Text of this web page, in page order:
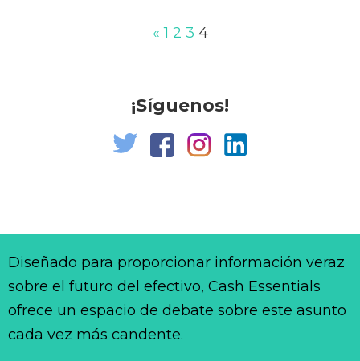
« 1 2 3 4
¡Síguenos!
Diseñado para proporcionar información veraz
sobre el futuro del efectivo, Cash Essentials
ofrece un espacio de debate sobre este asunto
cada vez más candente.